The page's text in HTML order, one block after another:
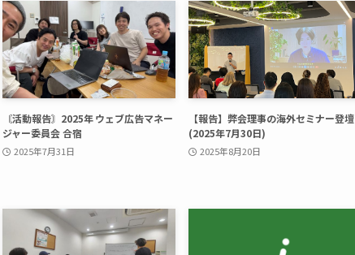
〘活動報告〙2025年 ウェブ広告マネー
ジャー委員会 合宿
2025年7月31日
【報告】弊会理事の海外セミナー登壇
(2025年7月30日)
2025年8月20日